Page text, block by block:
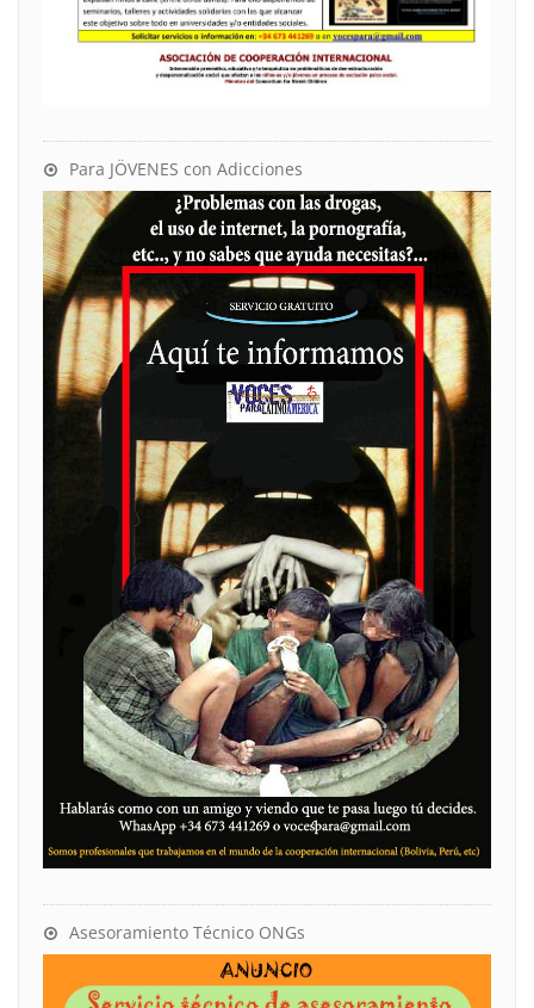
Para JÖVENES con Adicciones
Asesoramiento Técnico ONGs